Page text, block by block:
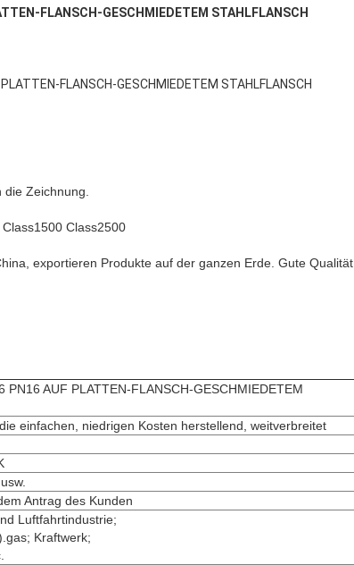
rufen Sie bald zurück!
FLANSCH-GESCHMIEDETEM STAHLFLANSCH
FLANSCH-GESCHMIEDETEM STAHLFLANSCH
Zeichnung.
Class2500
exportieren Produkte auf der ganzen Erde. Gute Qualität
PN16 AUF PLATTEN-FLANSCH-GESCHMIEDETEM
einfachen, niedrigen Kosten herstellend, weitverbreitet
Antrag des Kunden
Luftfahrtindustrie;
Kraftwerk;